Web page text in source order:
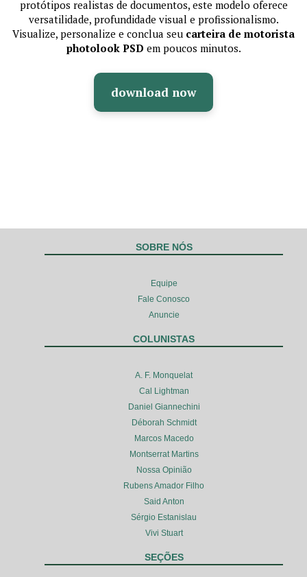
protótipos realistas de documentos, este modelo oferece
versatilidade, profundidade visual e profissionalismo.
Visualize, personalize e conclua seu carteira de motorista
photolook PSD em poucos minutos.
download now
SOBRE NÓS
Equipe
Fale Conosco
Anuncie
COLUNISTAS
A. F. Monquelat
Cal Lightman
Daniel Giannechini
Déborah Schmidt
Marcos Macedo
Montserrat Martins
Nossa Opinião
Rubens Amador Filho
Said Anton
Sérgio Estanislau
Vivi Stuart
SEÇÕES